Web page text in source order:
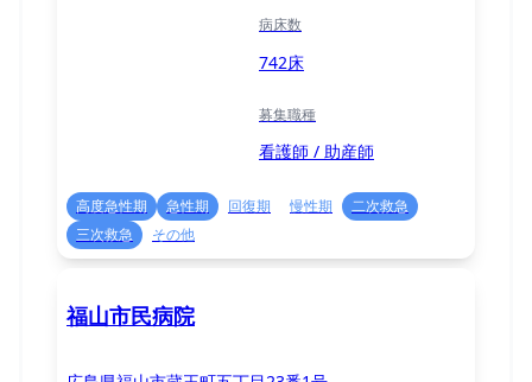
病床数
742床
募集職種
看護師 / 助産師
高度急性期 急性期 回復期 慢性期
二次救急
三次救急
その他
福山市民病院